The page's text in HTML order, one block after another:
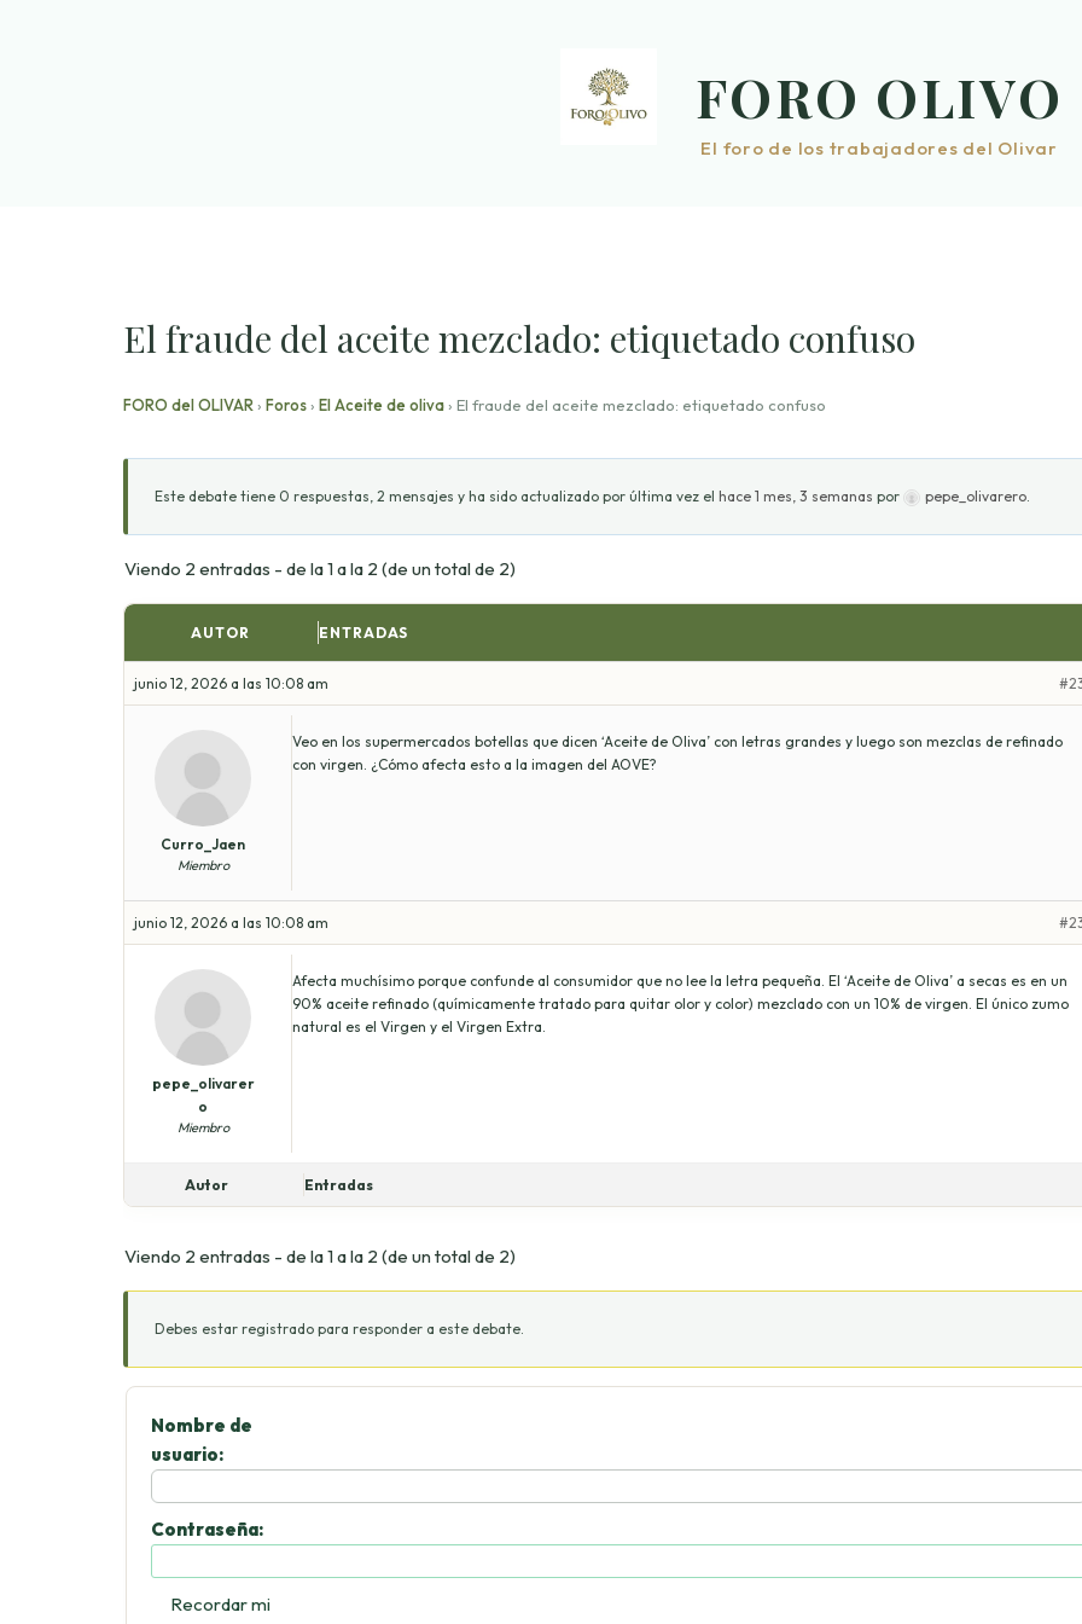
FORO OLIVO
El foro de los trabajadores del Olivar
El fraude del aceite mezclado: etiquetado confuso
FORO del OLIVAR › Foros › El Aceite de oliva › El fraude del aceite mezclado: etiquetado confuso
Este debate tiene 0 respuestas, 2 mensajes y ha sido actualizado por última vez el hace 1 mes, 3 semanas por pepe_olivarero.
Viendo 2 entradas - de la 1 a la 2 (de un total de 2)
AUTOR ENTRADAS
junio 12, 2026 a las 10:08 am
Curro_Jaen
Miembro
Veo en los supermercados botellas que dicen ‘Aceite de Oliva’ con letras grandes y luego son mezclas de refinado
con virgen. ¿Cómo afecta esto a la imagen del AOVE?
junio 12, 2026 a las 10:08 am
pepe_olivarer
o
Miembro
Afecta muchísimo porque confunde al consumidor que no lee la letra pequeña. El ‘Aceite de Oliva’ a secas es en un
90% aceite refinado (químicamente tratado para quitar olor y color) mezclado con un 10% de virgen. El único zumo
natural es el Virgen y el Virgen Extra.
Autor Entradas
Viendo 2 entradas - de la 1 a la 2 (de un total de 2)
Debes estar registrado para responder a este debate.
Nombre de
usuario:
Contraseña:
Recordar mi